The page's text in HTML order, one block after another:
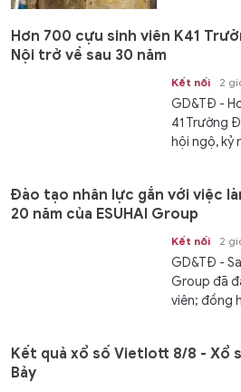
Hơn 700 cựu sinh viên K41
Nội trở về sau 30 năm
Kết nối 2
GD&TĐ -
41 Trường
hội ngộ, kỷ
Đào tạo nhân lực gắn với việc
20 năm của ESUHAI Group
Kết nối 2
GD&TĐ -
Group đã
viên; đồng
Kết quả xổ số Vietlott 8/8 - Xổ
Bảy